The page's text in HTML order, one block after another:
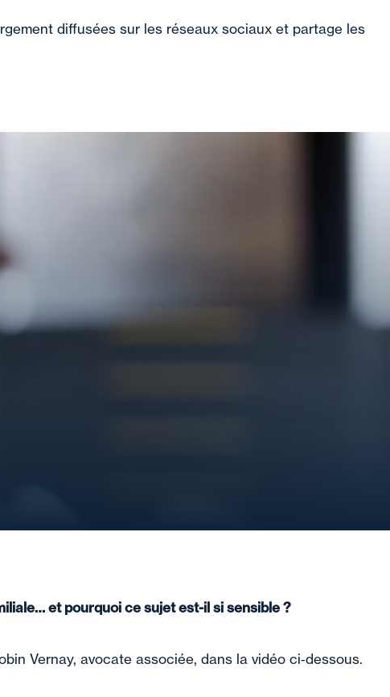
diffusées sur les réseaux sociaux et partage les
et pourquoi ce sujet est-il si sensible ?
Vernay, avocate associée, dans la vidéo ci‑dessous.